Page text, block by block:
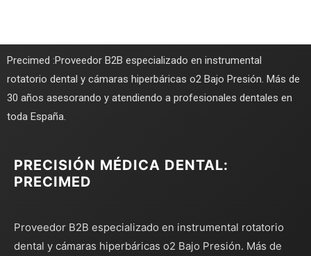
Precimed :Proveedor B2B especializado en instrumental
rotatorio dental y cámaras hiperbáricas o2 Bajo Presión. Más de
30 años asesorando y atendiendo a profesionales dentales en
toda España.
PRECISIÓN MÉDICA DENTAL:
PRECIMED
Proveedor B2B especializado en instrumental rotatorio
dental y cámaras hiperbáricas o2 Bajo Presión. Más de